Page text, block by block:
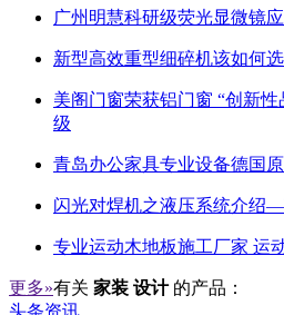
广州明慧科研级荧光显微镜
新型高效重型细碎机该如何
美阁门窗荣获铝门窗 “创新
级
青岛办公家具专业设备德国
闪光对焊机之液压系统介绍
专业运动木地板施工厂家 运
更多»有关 家装 设计 的产品：
头条资讯